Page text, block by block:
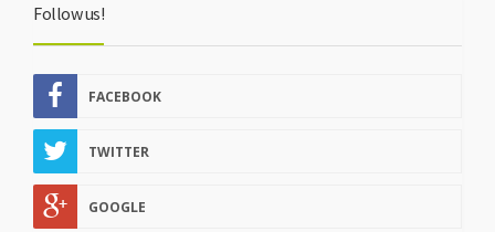
Follow us!
FACEBOOK
TWITTER
GOOGLE